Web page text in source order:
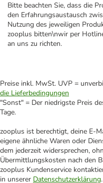
Bitte beachten Sie, dass die
den Erfahrungsaustausch
Nutzung des jeweiligen
zooplus bitten\nwir per
an uns zu richten.
Preise inkl. MwSt. UVP =
die Lieferbedingungen
"Sonst" = Der niedrigste Preis
Tage.
zooplus ist berechtigt, deine E-
eigene ähnliche Waren oder
dem jederzeit widersprechen,
Übermittlungskosten nach den
zooplus Kundenservice
in unserer Datenschutzerklärung.